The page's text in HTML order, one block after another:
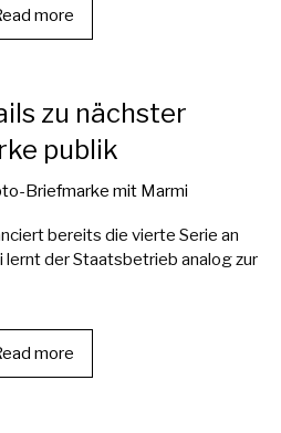
more
zu nächster
publik
bereits die vierte Serie an
der Staatsbetrieb analog zur
more